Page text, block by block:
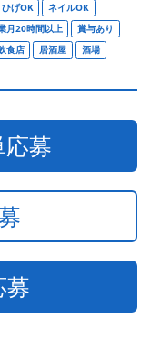
ひげOK
ネイルOK
月20時間以上
賞与あり
食店 居酒屋 酒場
募